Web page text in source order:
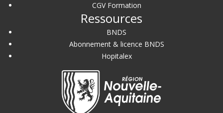
CGV Formation
Ressources
BNDS
Abonnement & licence BNDS
Hopitalex